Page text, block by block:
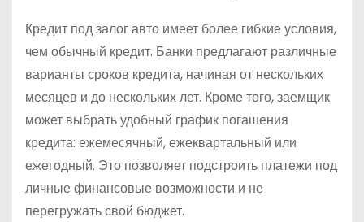
Кредит под залог авто имеет более гибкие условия,
чем обычный кредит. Банки предлагают различные
варианты сроков кредита, начиная от нескольких
месяцев и до нескольких лет. Кроме того, заемщик
может выбрать удобный график погашения
кредита: ежемесячный, ежеквартальный или
ежегодный. Это позволяет подстроить платежи под
личные финансовые возможности и не
перегружать свой бюджет.